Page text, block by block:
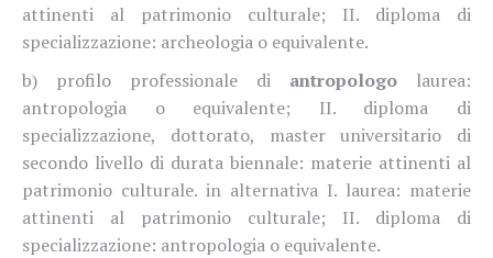
attinenti al patrimonio culturale; II. diploma di
specializzazione: archeologia o equivalente.
b) profilo professionale di antropologo laurea:
antropologia o equivalente; II. diploma di
specializzazione, dottorato, master universitario di
secondo livello di durata biennale: materie attinenti al
patrimonio culturale. in alternativa I. laurea: materie
attinenti al patrimonio culturale; II. diploma di
specializzazione: antropologia o equivalente.